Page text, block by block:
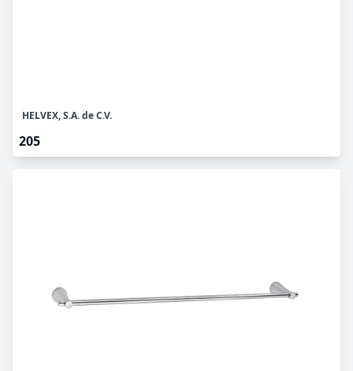
HELVEX, S.A. de C.V.
205